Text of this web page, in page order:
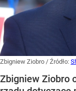
Zbigniew Ziobro / Źródło:
Zbigniew Ziobro